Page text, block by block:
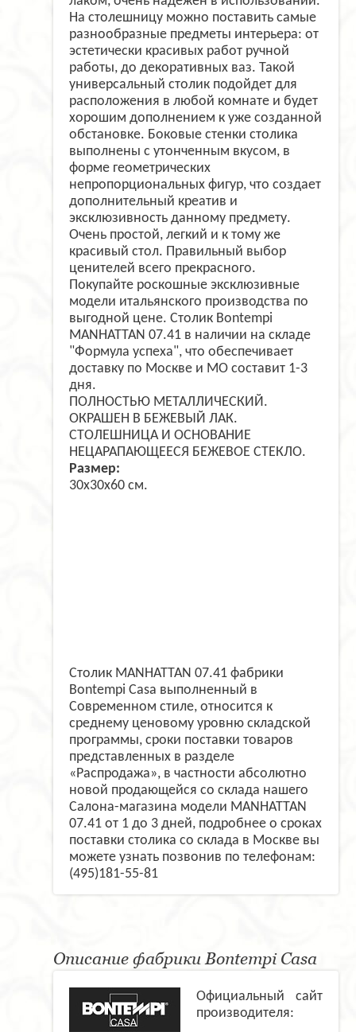
На столешницу можно поставить самые
разнообразные предметы интерьера: от
эстетически красивых работ ручной
работы, до декоративных ваз. Такой
универсальный столик подойдет для
расположения в любой комнате и будет
хорошим дополнением к уже созданной
обстановке. Боковые стенки столика
выполнены с утонченным вкусом, в
форме геометрических
непропорциональных фигур, что создает
дополнительный креатив и
эксклюзивность данному предмету.
Очень простой, легкий и к тому же
красивый стол. Правильный выбор
ценителей всего прекрасного.
Покупайте роскошные эксклюзивные
модели итальянского производства по
выгодной цене. Столик Bontempi
MANHATTAN 07.41 в наличии на складе
"Формула успеха", что обеспечивает
доставку по Москве и МО составит 1-3
дня.
ПОЛНОСТЬЮ МЕТАЛЛИЧЕСКИЙ.
ОКРАШЕН В БЕЖЕВЫЙ ЛАК.
СТОЛЕШНИЦА И ОСНОВАНИЕ
НЕЦАРАПАЮЩЕЕСЯ БЕЖЕВОЕ СТЕКЛО.
Размер:
30x30x60 см.
Столик MANHATTAN 07.41 фабрики
Bontempi Casa выполненный в
Современном стиле, относится к
среднему ценовому уровню складской
программы, сроки поставки товаров
представленных в разделе
«Распродажа», в частности абсолютно
новой продающейся со склада нашего
Салона-магазина модели MANHATTAN
07.41 от 1 до 3 дней, подробнее о сроках
поставки столика со склада в Москве вы
можете узнать позвонив по телефонам:
(495)181-55-81
Описание фабрики Bontempi Casa
Официальный сайт
производителя: